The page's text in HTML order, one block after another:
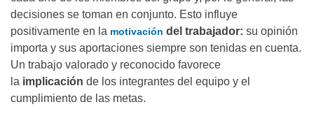
decisiones se toman en conjunto. Esto influye
positivamente en la motivación del trabajador: su opinión
importa y sus aportaciones siempre son tenidas en cuenta.
Un trabajo valorado y reconocido favorece
la implicación de los integrantes del equipo y el
cumplimiento de las metas.